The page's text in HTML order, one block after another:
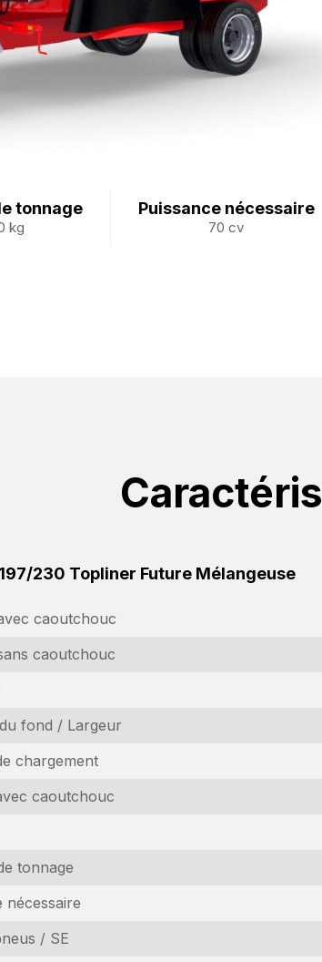
tonnage
kg
Puissance nécessaire
70 cv
230 Topliner Future Mélangeuse
caoutchouc
caoutchouc
fond / Largeur
chargement
caoutchouc
tonnage
nécessaire
/ SE
Intéressé par cette machine ?
Nom
(Required)